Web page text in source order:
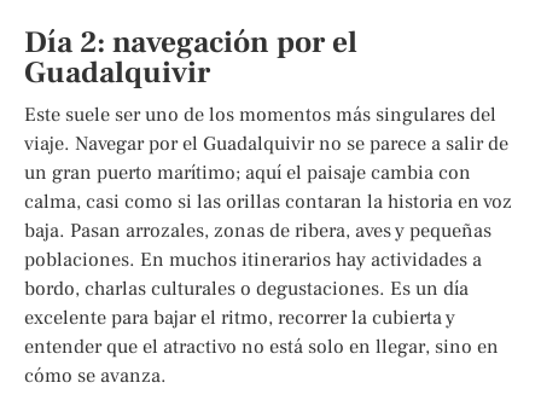
Día 2: navegación por el
Guadalquivir
Este suele ser uno de los momentos más singulares del
viaje. Navegar por el Guadalquivir no se parece a salir de
un gran puerto marítimo; aquí el paisaje cambia con
calma, casi como si las orillas contaran la historia en voz
baja. Pasan arrozales, zonas de ribera, aves y pequeñas
poblaciones. En muchos itinerarios hay actividades a
bordo, charlas culturales o degustaciones. Es un día
excelente para bajar el ritmo, recorrer la cubierta y
entender que el atractivo no está solo en llegar, sino en
cómo se avanza.